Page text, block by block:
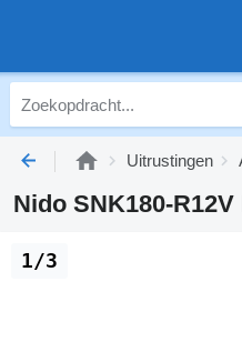
Uitrustingen
Nido SNK180-
1/3